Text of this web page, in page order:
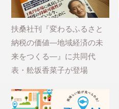
扶桑社刊『変わるふるさと
納税の価値―地域経済の未
来をつくる―』に共同代
表・舩坂香菜子が登場